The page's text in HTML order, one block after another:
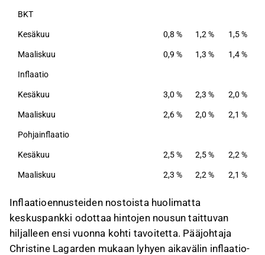
BKT
Kesäkuu 0,8 % 1,2 % 1,5 %
Maaliskuu 0,9 % 1,3 % 1,4 %
Inflaatio
Kesäkuu 3,0 % 2,3 % 2,0 %
Maaliskuu 2,6 % 2,0 % 2,1 %
Pohjainflaatio
Kesäkuu 2,5 % 2,5 % 2,2 %
Maaliskuu 2,3 % 2,2 % 2,1 %
Inflaatioennusteiden nostoista huolimatta
keskuspankki odottaa hintojen nousun taittuvan
hiljalleen ensi vuonna kohti tavoitetta. Pääjohtaja
Christine Lagarden mukaan lyhyen aikavälin inflaatio-